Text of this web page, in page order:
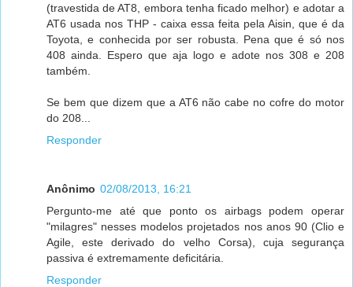
(travestida de AT8, embora tenha ficado melhor) e adotar a
AT6 usada nos THP - caixa essa feita pela Aisin, que é da
Toyota, e conhecida por ser robusta. Pena que é só nos
408 ainda. Espero que aja logo e adote nos 308 e 208
também.
Se bem que dizem que a AT6 não cabe no cofre do motor
do 208...
Responder
Anônimo 02/08/2013, 16:21
Pergunto-me até que ponto os airbags podem operar
"milagres" nesses modelos projetados nos anos 90 (Clio e
Agile, este derivado do velho Corsa), cuja segurança
passiva é extremamente deficitária.
Responder